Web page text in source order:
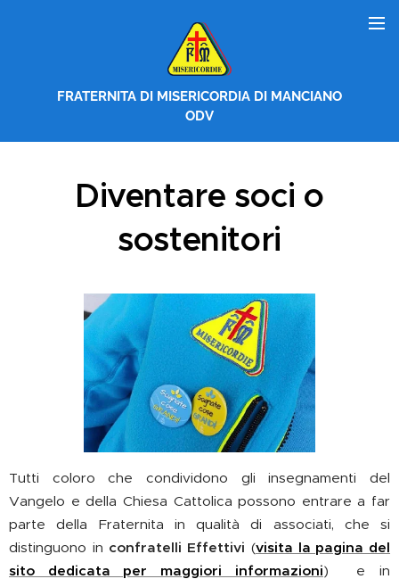
FRATERNITA DI MISERICORDIA DI MANCIANO
ODV
Diventare soci o
sostenitori
Tutti coloro che condividono gli insegnamenti del
Vangelo e della Chiesa Cattolica possono entrare a far
parte della Fraternita in qualità di associati, che si
distinguono in confratelli Effettivi (visita la pagina del
sito dedicata per maggiori informazioni) e in